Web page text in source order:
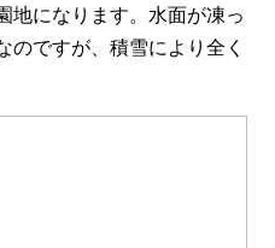
地になります。水面が凍っ
のですが、積雪により全く